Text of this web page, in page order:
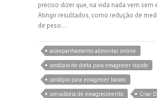
preciso dizer que, na vida nada vem sem
Atingir resultados, como redução de
de peso…
acompanhamento alimentar online
cardápio de dieta para emagrecer rápido
cardápio para emagrecer barato
consultoria de emagrecimento
Criar